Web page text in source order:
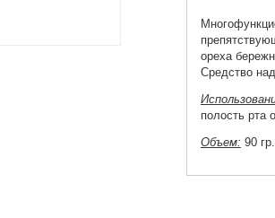
ореха
Средство
полость рта
Объем: 90 гр.